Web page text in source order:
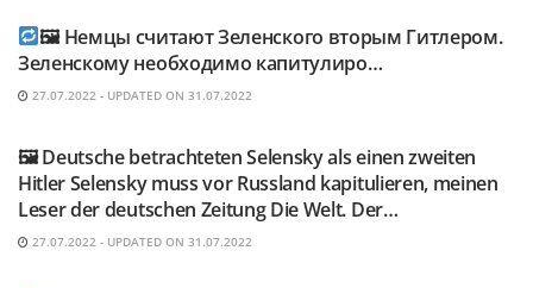
🖼 Немцы считают Зеленского вторым Гитлером.
Зеленскому необходимо капитулиро…
27.07.2022 - UPDATED ON 31.07.2022
🖼 Deutsche betrachteten Selensky als einen zweiten
Hitler Selensky muss vor Russland kapitulieren, meinen
Leser der deutschen Zeitung Die Welt. Der…
27.07.2022 - UPDATED ON 31.07.2022